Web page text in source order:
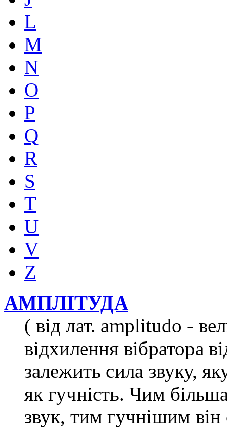
L
M
N
O
P
Q
R
S
T
U
V
Z
АМПЛІТУДА
( від лат. amplitudo -
відхилення вібратора
залежить сила звуку,
як гучність. Чим
звук, тим гучнішим